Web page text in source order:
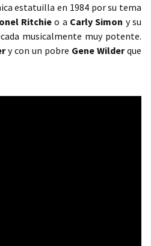
estatuilla en 1984 por su tema
Ritchieo a Carly Simon y su
musicalmente muy potente.
y con un pobre Gene Wilderque